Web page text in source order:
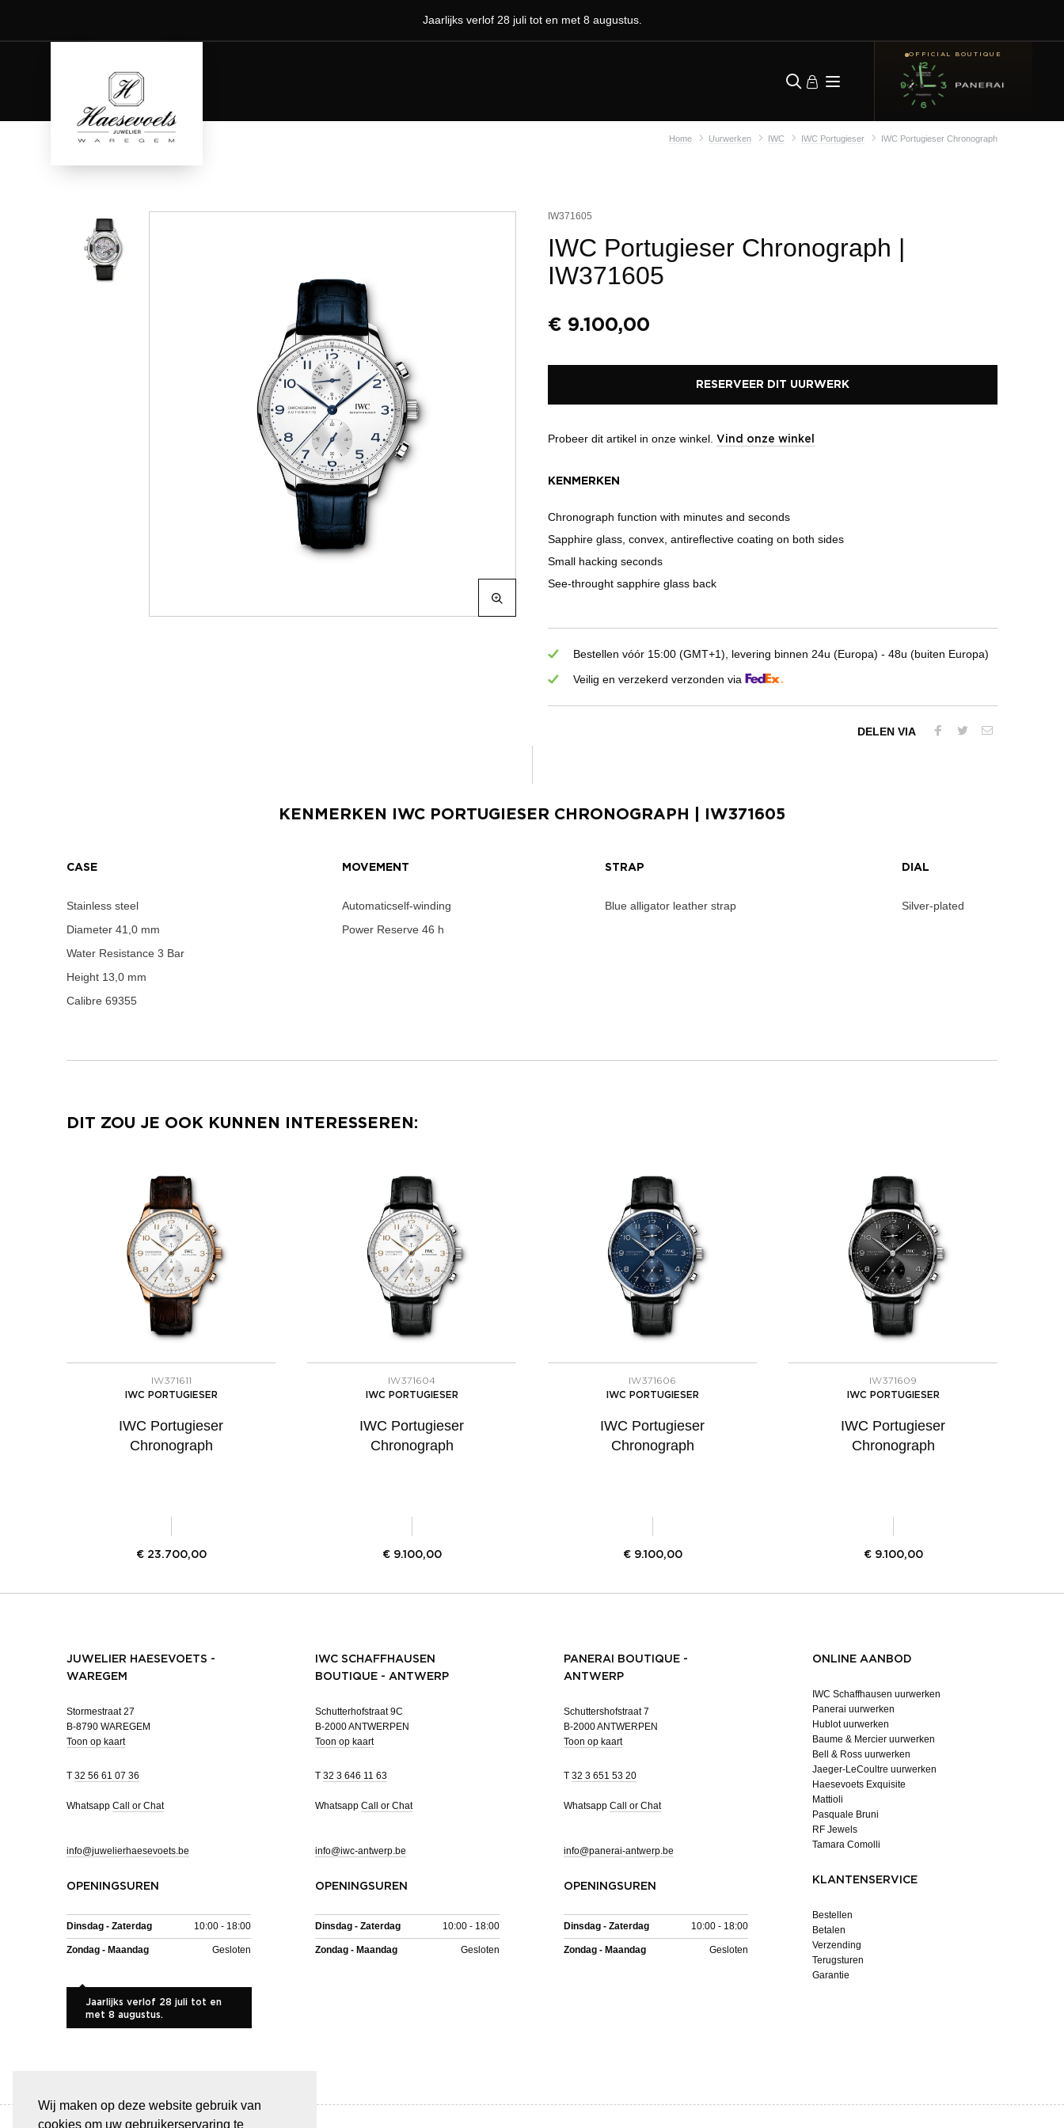
Wij maken op deze website gebruik van
cookies om uw gebruikerservaring te
Jaarlijks verlof 28 juli tot en met 8 augustus.
OFFICIAL BOUTIQUE
Home Uurwerken IWC IWC Portugieser IWC Portugieser Chronograph
IW371605
IWC Portugieser Chronograph |
IW371605
€ 9.100,00
RESERVEER DIT UURWERK
Probeer dit artikel in onze winkel. Vind onze winkel
KENMERKEN
Chronograph function with minutes and seconds
Sapphire glass, convex, antireflective coating on both sides
Small hacking seconds
See-throught sapphire glass back
Bestellen vóór 15:00 (GMT+1), levering binnen 24u (Europa) - 48u (buiten Europa)
Veilig en verzekerd verzonden via
DELEN VIA
KENMERKEN IWC PORTUGIESER CHRONOGRAPH | IW371605
CASE
Stainless steel
Diameter 41,0 mm
Water Resistance 3 Bar
Height 13,0 mm
Calibre 69355
MOVEMENT
Automaticself-winding
Power Reserve 46 h
STRAP
Blue alligator leather strap
DIAL
Silver-plated
DIT ZOU JE OOK KUNNEN INTERESSEREN:
IW371611
IWC PORTUGIESER
IWC Portugieser
Chronograph
€ 23.700,00
IW371604
IWC PORTUGIESER
IWC Portugieser
Chronograph
€ 9.100,00
IW371606
IWC PORTUGIESER
IWC Portugieser
Chronograph
€ 9.100,00
IW371609
IWC PORTUGIESER
IWC Portugieser
Chronograph
€ 9.100,00
JUWELIER HAESEVOETS -
WAREGEM
Stormestraat 27
B-8790 WAREGEM
Toon op kaart
T 32 56 61 07 36
Whatsapp Call or Chat
info@juwelierhaesevoets.be
OPENINGSUREN
Dinsdag - Zaterdag 10:00 - 18:00
Zondag - Maandag Gesloten
Jaarlijks verlof 28 juli tot en
met 8 augustus.
IWC SCHAFFHAUSEN
BOUTIQUE - ANTWERP
Schutterhofstraat 9C
B-2000 ANTWERPEN
Toon op kaart
T 32 3 646 11 63
Whatsapp Call or Chat
info@iwc-antwerp.be
OPENINGSUREN
Dinsdag - Zaterdag 10:00 - 18:00
Zondag - Maandag Gesloten
PANERAI BOUTIQUE -
ANTWERP
Schuttershofstraat 7
B-2000 ANTWERPEN
Toon op kaart
T 32 3 651 53 20
Whatsapp Call or Chat
info@panerai-antwerp.be
OPENINGSUREN
Dinsdag - Zaterdag 10:00 - 18:00
Zondag - Maandag Gesloten
ONLINE AANBOD
IWC Schaffhausen uurwerken
Panerai uurwerken
Hublot uurwerken
Baume & Mercier uurwerken
Bell & Ross uurwerken
Jaeger-LeCoultre uurwerken
Haesevoets Exquisite
Mattioli
Pasquale Bruni
RF Jewels
Tamara Comolli
KLANTENSERVICE
Bestellen
Betalen
Verzending
Terugsturen
Garantie